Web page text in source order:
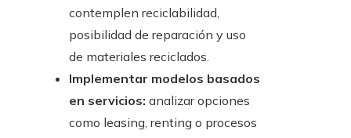
contemplen reciclabilidad,
posibilidad de reparación y uso
de materiales reciclados.
Implementar modelos basados
en servicios: analizar opciones
como leasing, renting o procesos